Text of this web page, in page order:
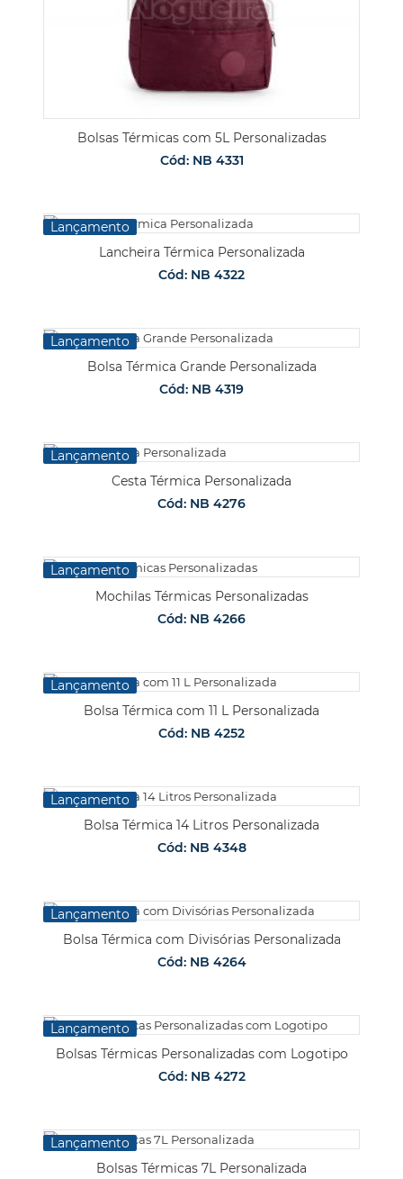
Bolsas Térmicas com 5L Personalizadas
Cód: NB 4331
Lançamento
Lancheira Térmica Personalizada
Cód: NB 4322
Lançamento
Bolsa Térmica Grande Personalizada
Cód: NB 4319
Lançamento
Cesta Térmica Personalizada
Cód: NB 4276
Lançamento
Mochilas Térmicas Personalizadas
Cód: NB 4266
Lançamento
Bolsa Térmica com 11 L Personalizada
Cód: NB 4252
Lançamento
Bolsa Térmica 14 Litros Personalizada
Cód: NB 4348
Lançamento
Bolsa Térmica com Divisórias Personalizada
Cód: NB 4264
Lançamento
Bolsas Térmicas Personalizadas com Logotipo
Cód: NB 4272
Lançamento
Bolsas Térmicas 7L Personalizada